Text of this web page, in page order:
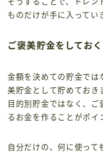
そうすることで、トレン
ものだけが手に入ってい
ご褒美貯金をしておく
金額を決めての貯金では
美貯金として貯めておき
目的別貯金ではなく、
るお金を作ることがポイ
自分だけの、何に使って